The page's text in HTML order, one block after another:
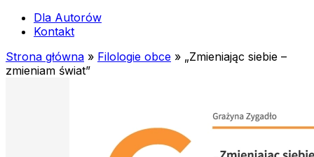
Dla Autorów
Kontakt
Strona główna » Filologie obce » „Zmieniając siebie –
zmieniam świat”